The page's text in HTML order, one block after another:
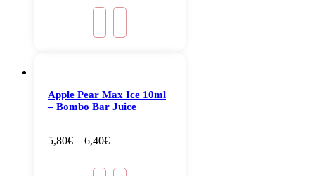
Apple Pear Max Ice 10ml
– Bombo Bar Juice
5,80€ – 6,40€